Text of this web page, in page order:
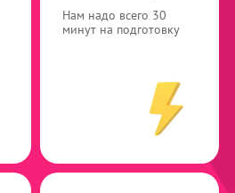
Нам надо всего 30
минут на подготовку